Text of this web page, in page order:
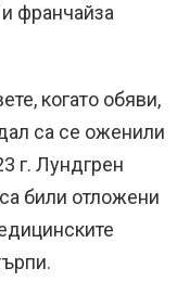
франчайза
когато обяви,
са се оженили
г. Лундгрен
били отложени